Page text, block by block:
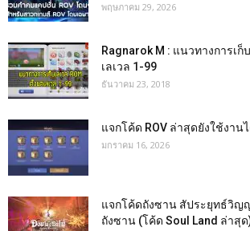
พฤษภาคม 29, 2026
Ragnarok M : แนวทางการเก็
เลเวล 1-99
ธันวาคม 23, 2018
แจกโค้ด ROV ล่าสุดยังใช้งาน
มกราคม 16, 2026
แจกโค้ดถังซาน สัประยุทธ์วิญ
ถังซาน (โค้ด Soul Land ล่าสุด